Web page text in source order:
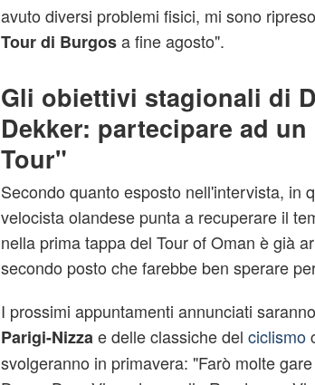
avuto diversi problemi fisici, mi sono
Tour di Burgosa fine agosto".
Gli obiettivi stagionali di
Dekker: partecipare ad un
Tour"
Secondo quanto esposto nell'intervista, in
velocista olandese punta a recuperare il
nella prima tappa del Tour of Oman è già
secondo posto che farebbe ben sperare
I prossimi appuntamenti annunciati
Parigi-Nizza e delle classiche del ciclismo
svolgeranno in primavera: "Farò molte